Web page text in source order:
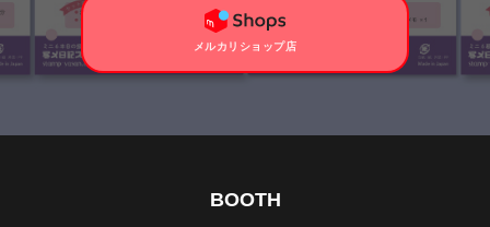
メルカリショップ店
BOOTH